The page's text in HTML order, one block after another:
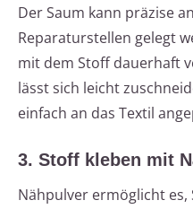
Der Saum kann präzise
Reparaturstellen gelegt
mit dem Stoff dauerhaft
lässt sich leicht
einfach an das Textil
3. Stoff kleben mit
Nähpulver ermöglicht